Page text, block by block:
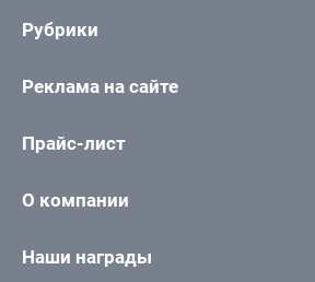
Рубрики
Реклама на сайте
Прайс-лист
О компании
Наши награды